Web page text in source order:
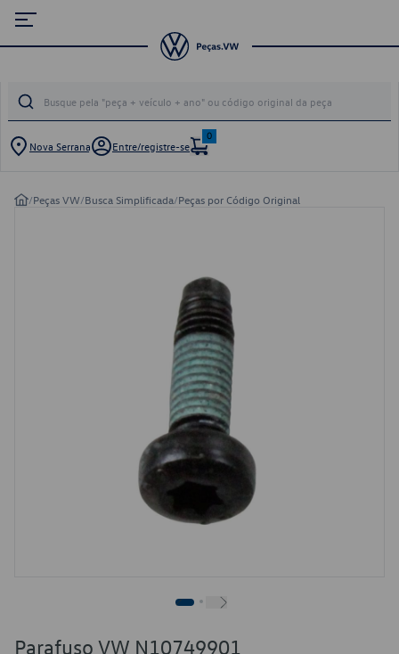
Nova Serrana Entre/registre-se
0
/Peças VW/Busca Simplificada/Peças por Código Original
Parafuso VW N10749901